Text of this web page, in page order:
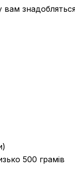
знадобляться
500 грамів